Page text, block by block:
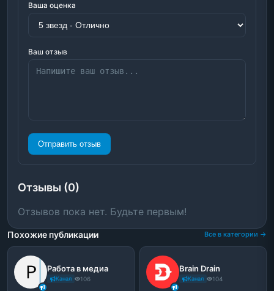
Ваша оценка
Ваш отзыв
Отправить отзыв
Отзывы (0)
Отзывов пока нет. Будьте первым!
Похожие публикации Все в категории →
Работа в медиа
Канал 106
Brain Drain
Канал 104